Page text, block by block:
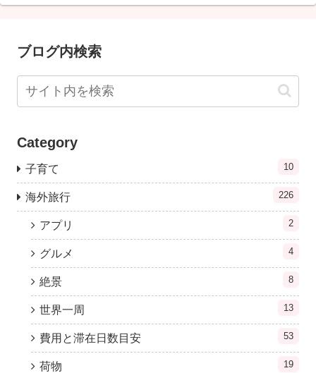
ブログ内検索
Category
子育て 10
海外旅行 226
アプリ 2
グルメ 4
絶景 8
世界一周 13
費用と滞在日数目安 53
荷物 19